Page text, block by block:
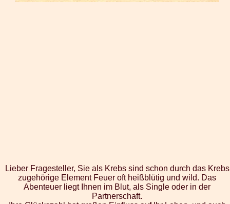
Lieber Fragesteller, Sie als Krebs sind schon durch das Krebs
zugehörige Element Feuer oft heißblütig und wild. Das
Abenteuer liegt Ihnen im Blut, als Single oder in der
Partnerschaft.